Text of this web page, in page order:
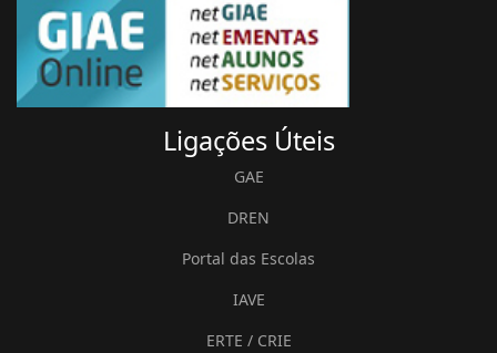
LigaçõesÚteis
GAE
DREN
Portal das Escolas
IAVE
ERTE / CRIE